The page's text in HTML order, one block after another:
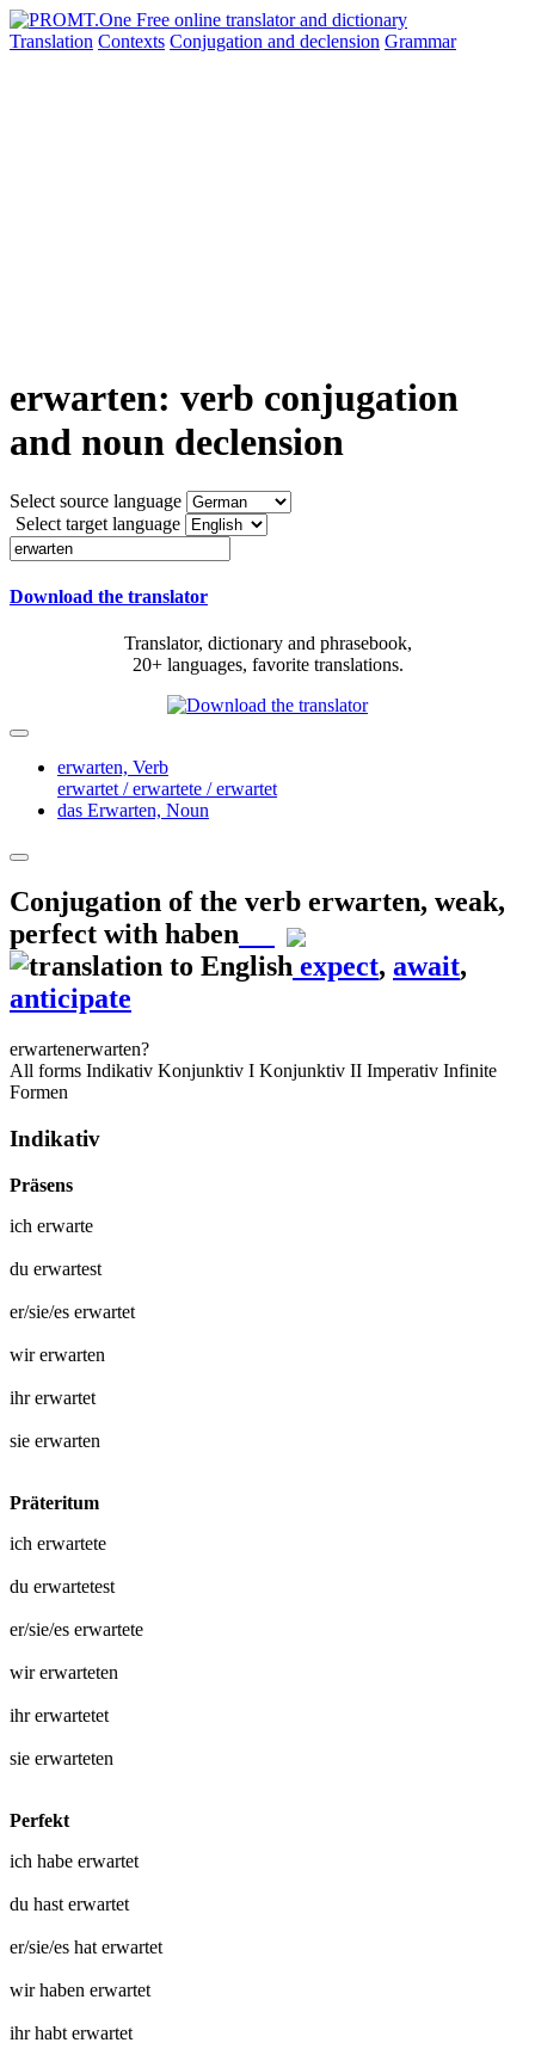
Translation Contexts Conjugation and declension Grammar
erwarten: verb conjugation
and noun declension
Select source language
Select target language
Download the translator
Translator, dictionary and phrasebook,
20+ languages, favorite translations.
erwarten, Verb
erwartet / erwartete / erwartet
das Erwarten, Noun
Conjugation of the verb erwarten, weak,
perfect with haben
expect, await,
anticipate
erwartenerwarten?
All forms Indikativ Konjunktiv I Konjunktiv II Imperativ Infinite
Formen
Indikativ
Präsens
ich erwarte
du erwartest
er/sie/es erwartet
wirerwarten
ihrerwartet
sie erwarten
Präteritum
ich erwartete
du erwartetest
er/sie/es erwartete
wirerwarteten
ihrerwartetet
sie erwarteten
Perfekt
ich habe erwartet
du hast erwartet
er/sie/es hat erwartet
wir haben erwartet
ihr habt erwartet